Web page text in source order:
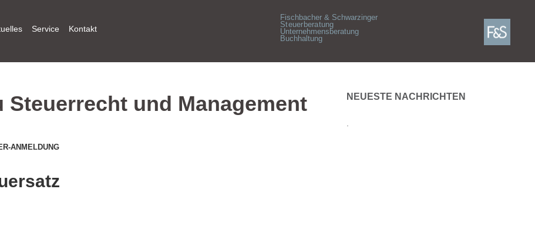
Fischbacher & Schwarzinger
Steuerberatung
Unternehmensberatung
Buchhaltung
Service Kontakt
und Management
ANMELDUNG
NEUESTE NACHRICHTEN